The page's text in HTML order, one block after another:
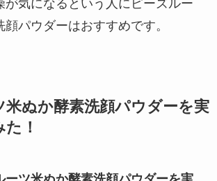
が気になるという人にピーズルー
パウダーはおすすめです。
米ぬか酵素洗顔パウダーを実
！